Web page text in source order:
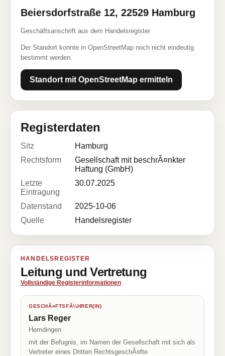
Beiersdorfstraße 12, 22529 Hamburg
Geschäftsanschrift aus dem Handelsregister
Der Standort konnte in OpenStreetMap noch nicht eindeutig
bestimmt werden.
Standort mit OpenStreetMap ermitteln
Registerdaten
Sitz
Hamburg
Rechtsform
Gesellschaft mit beschrÃ¤nkter
Haftung (GmbH)
Letzte
Eintragung
30.07.2025
Datenstand
2025-10-06
Quelle
Handelsregister
HANDELSREGISTER
Leitung und Vertretung
Vollständige Registerinformationen
GESCHÃ¤FTSFÃ¼HRER(IN)
Lars Reger
Hemdingen
mit der Befugnis, im Namen der Gesellschaft mit sich als
Vertreter eines Dritten RechtsgeschÃ¤fte